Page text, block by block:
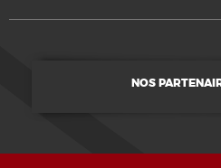
NOS